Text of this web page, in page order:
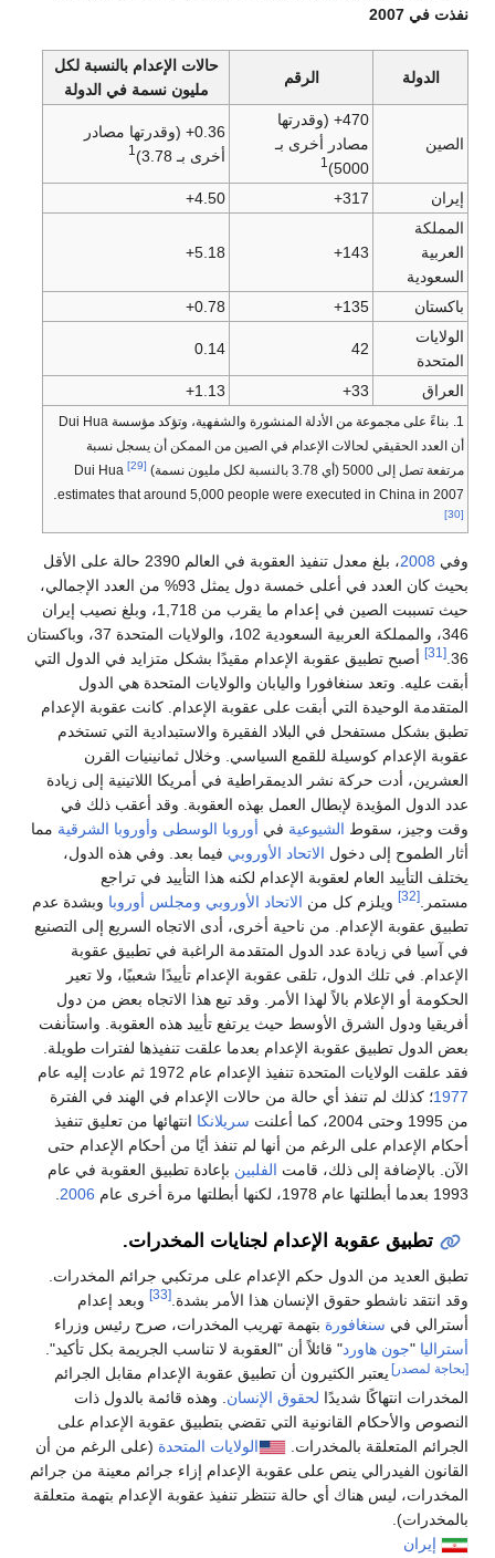
نفذت في 2007
الدولة الرقم
حالات الإعدام بالنسبة لكل
مليون نسمة في الدولة
الصين
470+ (وقدرتها
مصادر أخرى بـ
5000)
1
0.36+ (وقدرتها مصادر
أخرى بـ 3.78)
1
إيران 317+
4.50+
المملكة
العربية
السعودية
143+
5.18+
باكستان 135+
0.78+
الولايات
المتحدة
42
0.14
العراق 33+
1.13+
1.
بناءً على مجموعة من الأدلة المنشورة والشفهية، وتؤكد مؤسسة Dui Hua
أن العدد الحقيقي لحالات الإعدام في الصين من الممكن أن يسجل نسبة
مرتفعة تصل إلى 5000 (أي 3.78 بالنسبة لكل مليون نسمة)
[29]
Dui Hua
estimates that around 5,000 people were executed in China in 2007
.
[30]
وفي 2008
، بلغ معدل تنفيذ العقوبة في العالم 2390 حالة على الأقل
بحيث كان العدد في أعلى خمسة دول يمثل 93% من العدد الإجمالي،
حيث تسببت الصين في إعدام ما يقرب من 1,718، وبلغ نصيب إيران
346، والمملكة العربية السعودية 102، والولايات المتحدة 37، وباكستان
36.
[31]
أصبح تطبيق عقوبة الإعدام مقيدًا بشكل متزايد في الدول التي
أبقت عليه. وتعد سنغافورا واليابان والولايات المتحدة هي الدول
المتقدمة الوحيدة التي أبقت على عقوبة الإعدام. كانت عقوبة الإعدام
تطبق بشكل مستفحل في البلاد الفقيرة والاستبدادية التي تستخدم
عقوبة الإعدام كوسيلة للقمع السياسي. وخلال ثمانينيات القرن
العشرين، أدت حركة نشر الديمقراطية في أمريكا اللاتينية إلى زيادة
عدد الدول المؤيدة لإبطال العمل بهذه العقوبة. وقد أعقب ذلك في
وقت وجيز، سقوط الشيوعية في أوروبا الوسطى وأوروبا الشرقية مما
أثار الطموح إلى دخول الاتحاد الأوروبي فيما بعد. وفي هذه الدول،
يختلف التأييد العام لعقوبة الإعدام لكنه هذا التأييد في تراجع
مستمر.
[32] ويلزم كل من الاتحاد الأوروبي ومجلس أوروبا وبشدة عدم
تطبيق عقوبة الإعدام. من ناحية أخرى، أدى الاتجاه السريع إلى التصنيع
في آسيا في زيادة عدد الدول المتقدمة الراغبة في تطبيق عقوبة
الإعدام. في تلك الدول، تلقى عقوبة الإعدام تأييدًا شعبيًا، ولا تعير
الحكومة أو الإعلام بالاً لهذا الأمر. وقد تبع هذا الاتجاه بعض من دول
أفريقيا ودول الشرق الأوسط حيث يرتفع تأييد هذه العقوبة. واستأنفت
بعض الدول تطبيق عقوبة الإعدام بعدما علقت تنفيذها لفترات طويلة.
فقد علقت الولايات المتحدة تنفيذ الإعدام عام 1972 ثم عادت إليه عام
1977؛ كذلك لم تنفذ أي حالة من حالات الإعدام في الهند في الفترة
من 1995 وحتى 2004، كما أعلنت
سريلانكا انتهائها من تعليق تنفيذ
أحكام الإعدام على الرغم من أنها لم تنفذ أيًا من أحكام الإعدام حتى
الآن. بالإضافة إلى ذلك، قامت الفلبين بإعادة تطبيق العقوبة في عام
1993 بعدما أبطلتها عام 1978، لكنها أبطلتها مرة أخرى عام
2006
تطبيق عقوبة الإعدام لجنايات المخدرات.
تطبق العديد من الدول حكم الإعدام على مرتكبي جرائم المخدرات.
وقد انتقد ناشطو حقوق الإنسان هذا الأمر بشدة. [33]
وبعد إعدام
أسترالي في سنغافورة بتهمة تهريب المخدرات، صرح رئيس وزراء
أستراليا "جون هاورد" قائلاً أن "العقوبة لا تناسب الجريمة بكل تأكيد".
[بحاجة لمصدر] يعتبر الكثيرون أن تطبيق عقوبة الإعدام مقابل الجرائم
المخدرات انتهاكًا شديدًا لحقوق الإنسان . وهذه قائمة بالدول ذات
النصوص والأحكام القانونية التي تقضي بتطبيق عقوبة الإعدام على
الجرائم المتعلقة بالمخدرات.
الولايات المتحدة (على الرغم من أن
القانون الفيدرالي ينص على عقوبة الإعدام إزاء جرائم معينة من جرائم
المخدرات، ليس هناك أي حالة تنتظر تنفيذ عقوبة الإعدام بتهمة متعلقة
بالمخدرات).
إيران